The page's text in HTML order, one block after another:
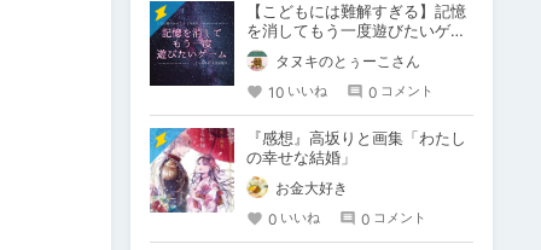
【こどもには難解すぎる】記憶
を消してもう一度遊びたいゲー
ムの話【ゼノギアス】
タヌキのとぅーこさん
10 いいね 0 コメント
『感想』高坂りと画集「わたし
の幸せな結婚」
お金大好き
0 いいね 0 コメント